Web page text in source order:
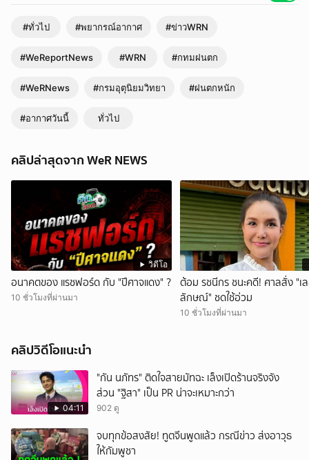
#ทั่วไป #พยากรณ์อากาศ #ข่าวWRN
#WeReportNews #WRN #กทมฝนตก
#WeRNews #กรมอุตุนิยมวิทยา #ฝนตกหนัก
#อากาศวันนี้ ทั่วไป
คลิปล่าสุดจาก WeR NEWS
วิดีโอ
อนาคตของ แรชฟอร์ด กับ "ปีศาจแดง" ?
10 ชั่วโมงที่ผ่านมา
ต้อม รชนีกร ชนะคดี! ศาลสั่ง "เ
ลักษณ์" ชดใช้อ่วม
10 ชั่วโมงที่ผ่านมา
คลิปวิดีโอแนะนำ
04:11
"กัน นภัทร" ติดใจสายมัทฉะ เล็งเปิดร้านจริงจัง
ส่วน "ฐิสา" เป็น PR น่าจะเหมาะกว่า
902 ดู
จบทุกข้อสงสัย! ทูตจีนพูดแล้ว กรณีข่าว ส่งอาวุธ
ให้กัมพูชา